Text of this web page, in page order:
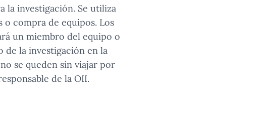
la investigación. Se utiliza
compra de equipos. Los
un miembro del equipo o
de la investigación en la
se queden sin viajar por
de la OII.